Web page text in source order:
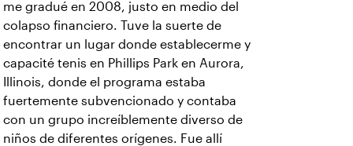
me gradué en 2008, justo en medio del
colapso financiero. Tuve la suerte de
encontrar un lugar donde establecerme y
capacité tenis en Phillips Park en Aurora,
Illinois, donde el programa estaba
fuertemente subvencionado y contaba
con un grupo increíblemente diverso de
niños de diferentes orígenes. Fue allí